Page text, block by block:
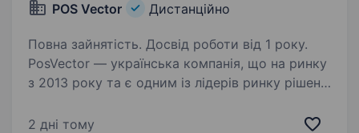
POS Vector
Дистанційно
Повна зайнятість. Досвід роботи від 1 року.
PosVector — українська компанія, що на ринку
з 2013 року та є одним із лідерів ринку рішень
та роздрібної торгівлі. Ми допомагаємо
2 дні тому